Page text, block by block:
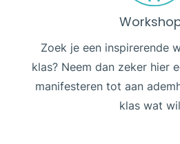
Zoek je een inspirerende
klas? Neem dan zeker hier
manifesteren tot aan
klas wat